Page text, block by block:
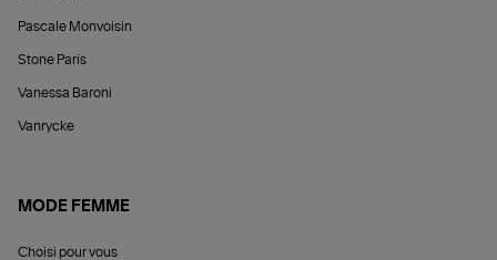
Pascale Monvoisin
Stone Paris
Vanessa Baroni
Vanrycke
MODE FEMME
Choisi pour vous